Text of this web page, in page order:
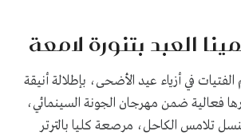
العبد بتنورة لامعة
في أزياء عيد الأضحى، بإطلالة أنيقة
فعالية ضمن مهرجان الجونة السينمائي،
تلامس الكاحل، مرصعة كليا بالترتر